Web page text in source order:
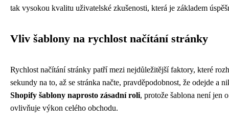
tak vysokou kvalitu uživatelské zkušenosti, která je základem
Vliv šablony na rychlost načítání stránky
Rychlost načítání stránky patří mezi nejdůležitější faktory, které
sekundy na to, až se stránka načte, pravděpodobnost, že odejde a
Shopify šablony naprosto zásadní roli, protože šablona není jen
ovlivňuje výkon celého obchodu.